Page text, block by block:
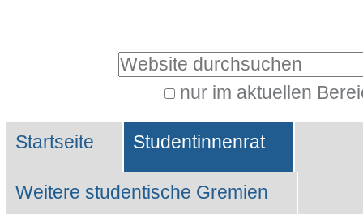
Website durchsuchen
nur im aktuellen
Suche…
Sektionen
Startseite Studentinnenrat
Weitere studentische Gremien